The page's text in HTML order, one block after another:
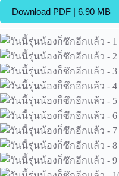
Download PDF | 6.90 MB